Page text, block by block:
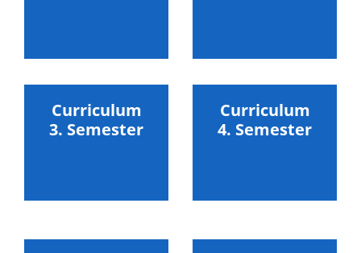
Curriculum
3. Semester
Curriculum
4. Semester